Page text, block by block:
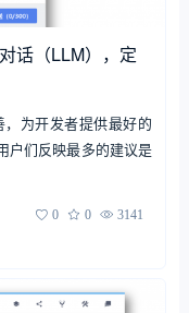
话（LLM），定
为开发者提供最好的
户们反映最多的建议是
0 0
3141